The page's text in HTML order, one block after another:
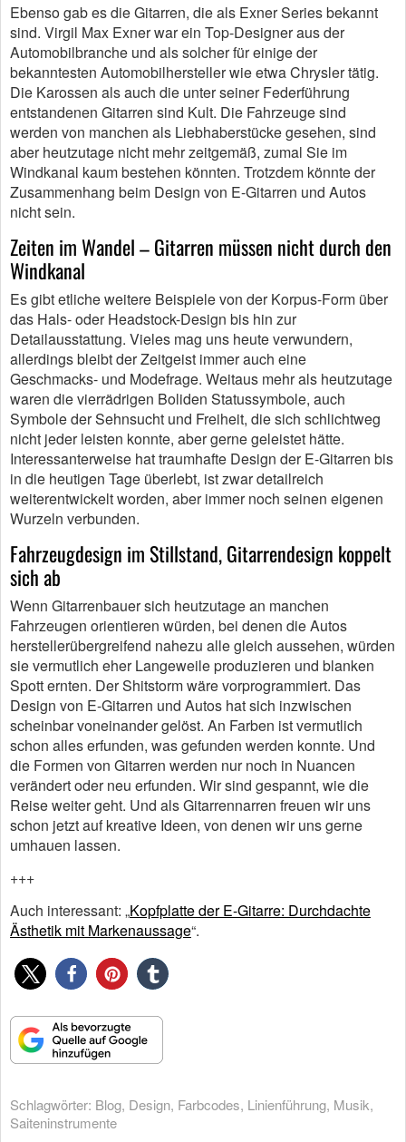
Ebenso gab es die Gitarren, die als Exner Series bekannt
sind. Virgil Max Exner war ein Top-Designer aus der
Automobilbranche und als solcher für einige der
bekanntesten Automobilhersteller wie etwa Chrysler tätig.
Die Karossen als auch die unter seiner Federführung
entstandenen Gitarren sind Kult. Die Fahrzeuge sind
werden von manchen als Liebhaberstücke gesehen, sind
aber heutzutage nicht mehr zeitgemäß, zumal Sie im
Windkanal kaum bestehen könnten. Trotzdem könnte der
Zusammenhang beim Design von E-Gitarren und Autos
nicht sein.
Zeiten im Wandel – Gitarren müssen nicht durch den
Windkanal
Es gibt etliche weitere Beispiele von der Korpus-Form über
das Hals- oder Headstock-Design bis hin zur
Detailausstattung. Vieles mag uns heute verwundern,
allerdings bleibt der Zeitgeist immer auch eine
Geschmacks- und Modefrage. Weitaus mehr als heutzutage
waren die vierrädrigen Boliden Statussymbole, auch
Symbole der Sehnsucht und Freiheit, die sich schlichtweg
nicht jeder leisten konnte, aber gerne geleistet hätte.
Interessanterweise hat traumhafte Design der E-Gitarren bis
in die heutigen Tage überlebt, ist zwar detailreich
weiterentwickelt worden, aber immer noch seinen eigenen
Wurzeln verbunden.
Fahrzeugdesign im Stillstand, Gitarrendesign koppelt
sich ab
Wenn Gitarrenbauer sich heutzutage an manchen
Fahrzeugen orientieren würden, bei denen die Autos
herstellerübergreifend nahezu alle gleich aussehen, würden
sie vermutlich eher Langeweile produzieren und blanken
Spott ernten. Der Shitstorm wäre vorprogrammiert. Das
Design von E-Gitarren und Autos hat sich inzwischen
scheinbar voneinander gelöst. An Farben ist vermutlich
schon alles erfunden, was gefunden werden konnte. Und
die Formen von Gitarren werden nur noch in Nuancen
verändert oder neu erfunden. Wir sind gespannt, wie die
Reise weiter geht. Und als Gitarrennarren freuen wir uns
schon jetzt auf kreative Ideen, von denen wir uns gerne
umhauen lassen.
+++
Auch interessant: „Kopfplatte der E-Gitarre: Durchdachte
Ästhetik mit Markenaussage“.
Schlagwörter: Blog, Design, Farbcodes, Linienführung, Musik,
Saiteninstrumente